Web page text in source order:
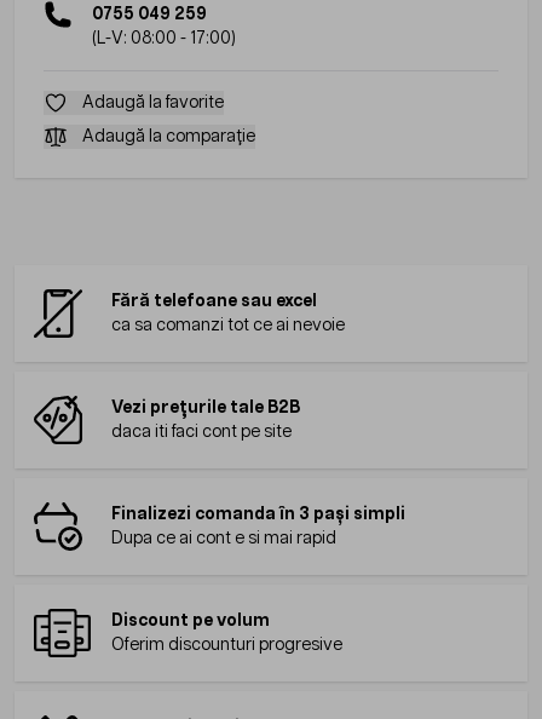
0755 049 259
(L-V: 08:00 - 17:00)
Adaugă la favorite
Adaugă la comparație
Fără telefoane sau excel
ca sa comanzi tot ce ai nevoie
Vezi prețurile tale B2B
daca iti faci cont pe site
Finalizezi comanda în 3 pași simpli
Dupa ce ai cont e si mai rapid
Discount pe volum
Oferim discounturi progresive